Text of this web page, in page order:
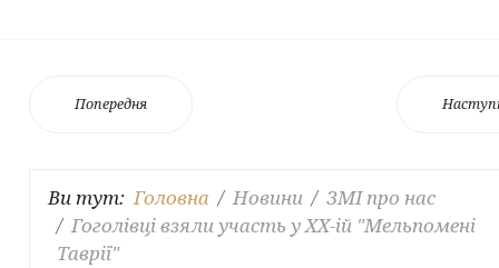
Попередня
Ви тут:Головна Новини
ЗМІ про нас
Гоголівці взяли участь у ХХ-ій "Мельпомені
Таврії"